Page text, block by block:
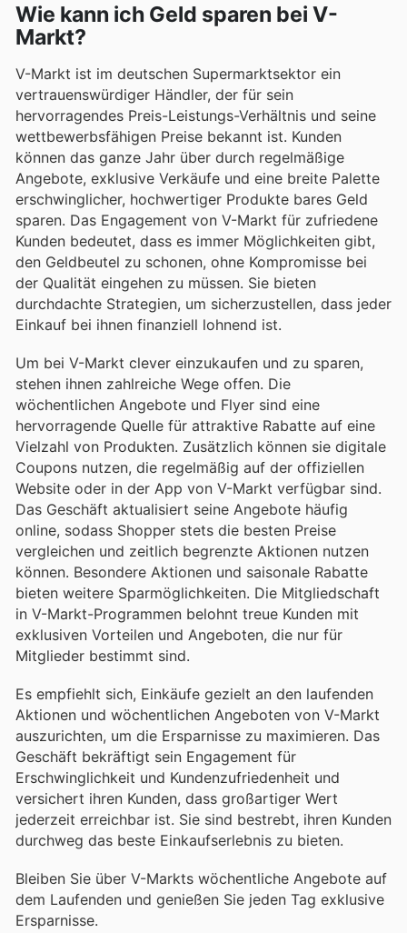
Wie kann ich Geld sparen bei V-
Markt?
V-Markt ist im deutschen Supermarktsektor ein
vertrauenswürdiger Händler, der für sein
hervorragendes Preis-Leistungs-Verhältnis und seine
wettbewerbsfähigen Preise bekannt ist. Kunden
können das ganze Jahr über durch regelmäßige
Angebote, exklusive Verkäufe und eine breite Palette
erschwinglicher, hochwertiger Produkte bares Geld
sparen. Das Engagement von V-Markt für zufriedene
Kunden bedeutet, dass es immer Möglichkeiten gibt,
den Geldbeutel zu schonen, ohne Kompromisse bei
der Qualität eingehen zu müssen. Sie bieten
durchdachte Strategien, um sicherzustellen, dass jeder
Einkauf bei ihnen finanziell lohnend ist.
Um bei V-Markt clever einzukaufen und zu sparen,
stehen ihnen zahlreiche Wege offen. Die
wöchentlichen Angebote und Flyer sind eine
hervorragende Quelle für attraktive Rabatte auf eine
Vielzahl von Produkten. Zusätzlich können sie digitale
Coupons nutzen, die regelmäßig auf der offiziellen
Website oder in der App von V-Markt verfügbar sind.
Das Geschäft aktualisiert seine Angebote häufig
online, sodass Shopper stets die besten Preise
vergleichen und zeitlich begrenzte Aktionen nutzen
können. Besondere Aktionen und saisonale Rabatte
bieten weitere Sparmöglichkeiten. Die Mitgliedschaft
in V-Markt-Programmen belohnt treue Kunden mit
exklusiven Vorteilen und Angeboten, die nur für
Mitglieder bestimmt sind.
Es empfiehlt sich, Einkäufe gezielt an den laufenden
Aktionen und wöchentlichen Angeboten von V-Markt
auszurichten, um die Ersparnisse zu maximieren. Das
Geschäft bekräftigt sein Engagement für
Erschwinglichkeit und Kundenzufriedenheit und
versichert ihren Kunden, dass großartiger Wert
jederzeit erreichbar ist. Sie sind bestrebt, ihren Kunden
durchweg das beste Einkaufserlebnis zu bieten.
Bleiben Sie über V-Markts wöchentliche Angebote auf
dem Laufenden und genießen Sie jeden Tag exklusive
Ersparnisse.